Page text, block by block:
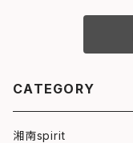
CATEGORY
湘南spirit